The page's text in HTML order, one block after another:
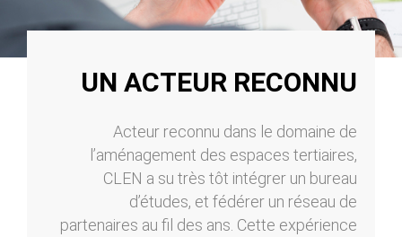
UN ACTEUR RECONNU
Acteur reconnu dans le domaine de
l’aménagement des espaces tertiaires,
CLEN a su très tôt intégrer un bureau
d’études, et fédérer un réseau de
partenaires au fil des ans. Cette expérience